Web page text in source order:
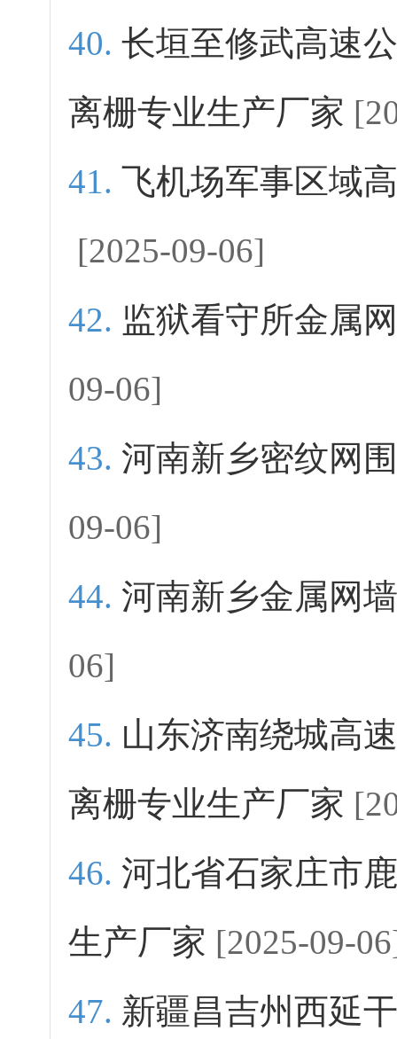
长垣至修武高速
离栅专业生产厂家
飞机场军事区域
[2025-09-06]
监狱看守所金属
09-06]
河南新乡密纹网
09-06]
河南新乡金属网
06]
山东济南绕城高
离栅专业生产厂家
河北省石家庄市
生产厂家 [2025-09-
新疆昌吉州西延